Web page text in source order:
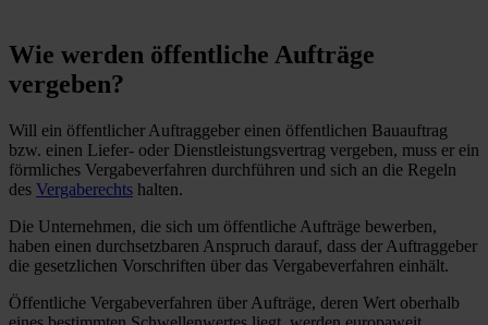
Wie werden öffentliche Aufträge
vergeben?
Will ein öffentlicher Auftraggeber einen öffentlichen Bauauftrag
bzw. einen Liefer- oder Dienstleistungsvertrag vergeben, muss er ein
förmliches Vergabeverfahren durchführen und sich an die Regeln
des Vergaberechts halten.
Die Unternehmen, die sich um öffentliche Aufträge bewerben,
haben einen durchsetzbaren Anspruch darauf, dass der Auftraggeber
die gesetzlichen Vorschriften über das Vergabeverfahren einhält.
Öffentliche Vergabeverfahren über Aufträge, deren Wert oberhalb